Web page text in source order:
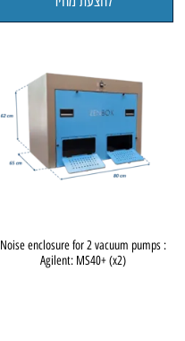
Noise enclosure for 2 vacuum pumps :
Agilent: MS40+ (x2)